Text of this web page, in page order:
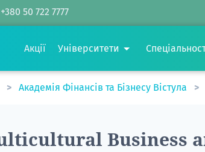
+380 50 722 7777
Акції Університети
Академія Фінансів та Бізнесу Вістула
Business